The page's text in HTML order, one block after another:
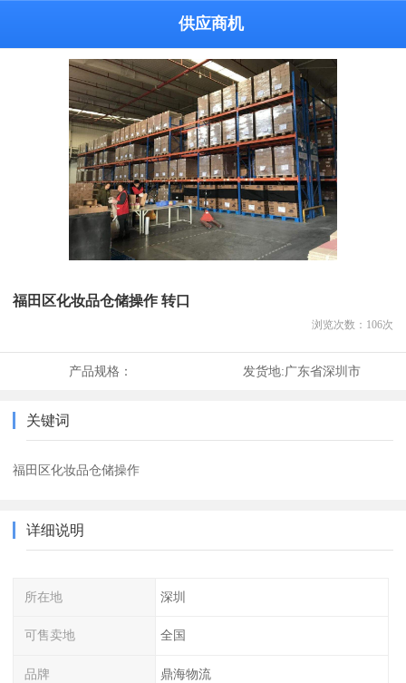
供应商机
福田区化妆品仓储操作 转口
浏览次数： 106次
产品规格： 发货地:广东省深圳市
关键词
福田区化妆品仓储操作
详细说明
所在地 深圳
可售卖地 全国
品牌 鼎海物流